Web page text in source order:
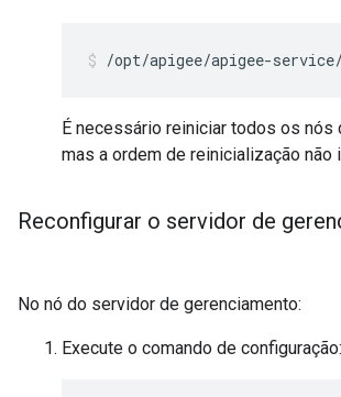
/opt/apigee/apigee-
É necessário reiniciar todos os nós
mas a ordem de reinicialização não
Reconfigurar o servidor de
No nó do servidor de gerenciamento:
Execute o comando de configuração: